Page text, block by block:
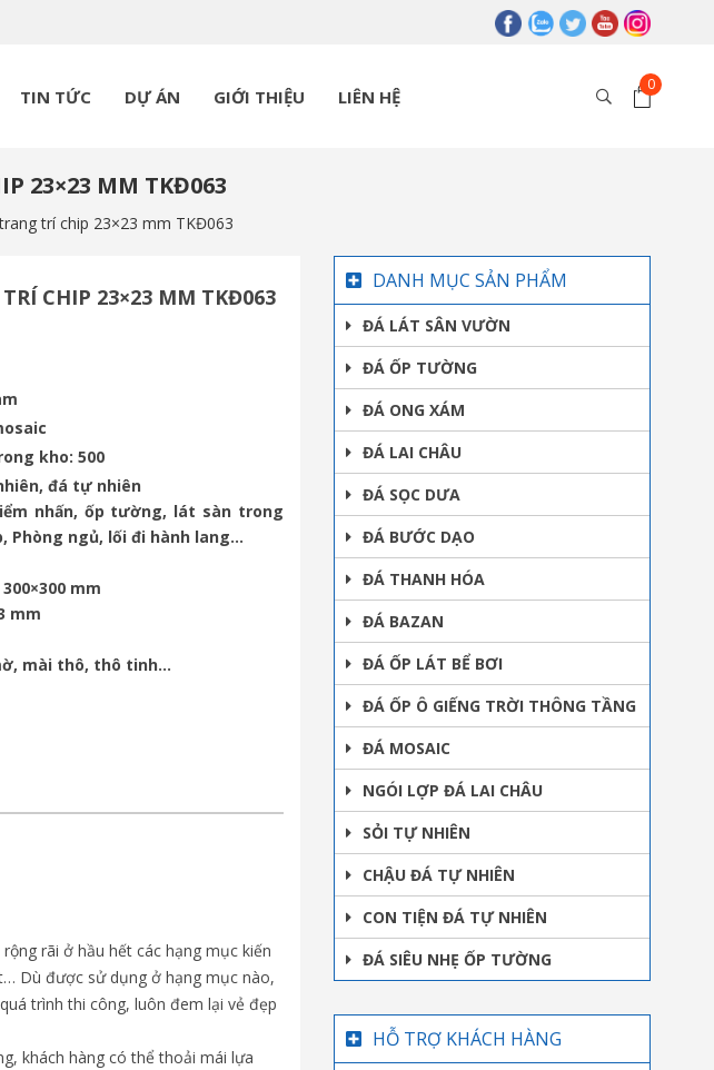
TIN TỨC DỰ ÁN GIỚI THIỆU LIÊN HỆ
23×23 MM TKĐ063
trí chip 23×23 mm TKĐ063
CHIP 23×23 MM TKĐ063
kho: 500
đá tự nhiên
nhấn, ốp tường, lát sàn trong
Phòng ngủ, lối đi hành lang…
mm
mm
mài thô, thô tinh…
rãi ở hầu hết các hạng mục kiến
Dù được sử dụng ở hạng mục nào,
trình thi công, luôn đem lại vẻ đẹp
khách hàng có thể thoải mái lựa
DANH MỤC SẢN PHẨM
ĐÁ LÁT SÂN VƯỜN
ĐÁ ỐP TƯỜNG
ĐÁ ONG XÁM
ĐÁ LAI CHÂU
ĐÁ SỌC DƯA
ĐÁ BƯỚC DẠO
ĐÁ THANH HÓA
ĐÁ BAZAN
ĐÁ ỐP LÁT BỂ BƠI
ĐÁ ỐP Ô GIẾNG TRỜI THÔNG TẦNG
ĐÁ MOSAIC
NGÓI LỢP ĐÁ LAI CHÂU
SỎI TỰ NHIÊN
CHẬU ĐÁ TỰ NHIÊN
CON TIỆN ĐÁ TỰ NHIÊN
ĐÁ SIÊU NHẸ ỐP TƯỜNG
HỖ TRỢ KHÁCH HÀNG